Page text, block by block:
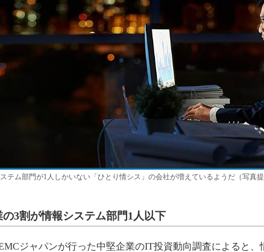
テム部門が1人しかいない「ひとり情シス」の会社が増えているようだ（写真
の3割が情報システム部門1人以下
ジャパンが行った中堅企業のIT投資動向調査によると、